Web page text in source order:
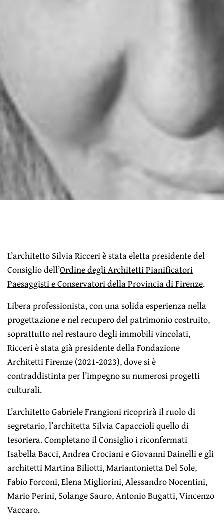
L’architetto Silvia Ricceri è stata eletta presidente del
Consiglio dell’Ordine degli Architetti Pianificatori
Paesaggisti e Conservatori della Provincia di Firenze.
Libera professionista, con una solida esperienza nella
progettazione e nel recupero del patrimonio costruito,
soprattutto nel restauro degli immobili vincolati,
Ricceri è stata già presidente della Fondazione
Architetti Firenze (2021-2023), dove si è
contraddistinta per l’impegno su numerosi progetti
culturali.
L’architetto Gabriele Frangioni ricoprirà il ruolo di
segretario, l’architetta Silvia Capaccioli quello di
tesoriera. Completano il Consiglio i riconfermati
Isabella Bacci, Andrea Crociani e Giovanni Dainelli e gli
architetti Martina Biliotti, Mariantonietta Del Sole,
Fabio Forconi, Elena Migliorini, Alessandro Nocentini,
Mario Perini, Solange Sauro, Antonio Bugatti, Vincenzo
Vaccaro.